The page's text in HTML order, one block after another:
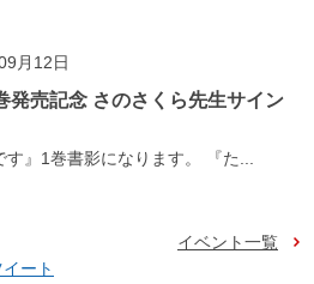
月12日
発売記念 さのさくら先生サイン
』1巻書影になります。 『た...
イベント一覧
ート